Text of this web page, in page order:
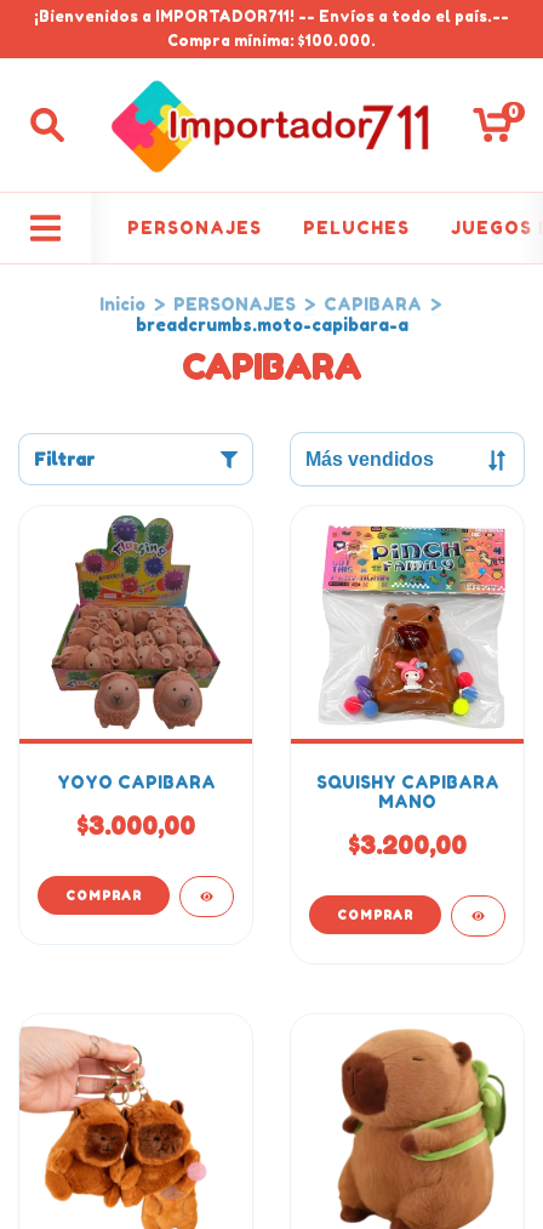
¡Bienvenidos a IMPORTADOR711! -- Envíos a todo el país.--
Compra mínima: $100.000.
0
PERSONAJES PELUCHES JUEGOS
Inicio > PERSONAJES > CAPIBARA >
breadcrumbs.moto-capibara-a
CAPIBARA
Filtrar
YOYO CAPIBARA
$3.000,00
SQUISHY CAPIBARA
MANO
$3.200,00